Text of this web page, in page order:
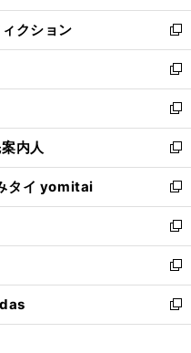
開
く
ウ
で
開
く
ン
ド
ウ
で
開
く
ウ
ィ
ン
ド
ウ
で
開
く
クション
新
し
い
ウ
ィ
ン
ド
ウ
で
開
く
新
し
い
ウ
ィ
ン
ド
ウ
で
開
く
新
し
い
ウ
ィ
ン
ド
ウ
で
開
く
内人
新
し
い
ウ
ィ
ン
ド
ウ
で
開
タイ yomitai
新
し
い
ウ
ィ
ン
ド
ウ
新
し
い
ウ
ィ
ン
新
し
い
ウ
新
し